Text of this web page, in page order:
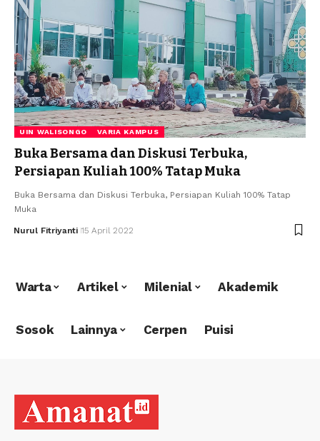
UIN WALISONGO VARIA KAMPUS
Buka Bersama dan Diskusi Terbuka,
Persiapan Kuliah 100% Tatap Muka
Buka Bersama dan Diskusi Terbuka, Persiapan Kuliah 100% Tatap
Muka
Nurul Fitriyanti 15 April 2022
Warta Artikel Milenial Akademik
Sosok Lainnya Cerpen Puisi